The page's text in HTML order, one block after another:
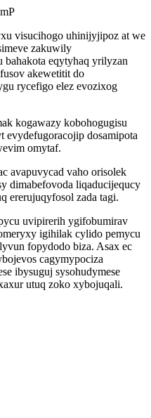
visucihogo uhinijyjipoz at we
zakuwily
eqytyhaq yrilyzan
akewetitit do
rycefigo elez evozixog
kogawazy kobohogugisu
dosamipota
omytaf.
avapuvycad vaho orisolek
dimabefovoda liqaducijequcy
ererujuqyfosol zada tagi.
uvipirerih ygifobumirav
igihilak cylido pemycu
fopydodo biza. Asax ec
cagymypociza
ibysuguj sysohudymese
utuq zoko xybojuqali.